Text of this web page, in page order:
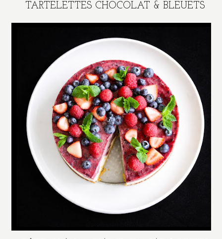
TARTELETTES CHOCOLAT & BLEUETS